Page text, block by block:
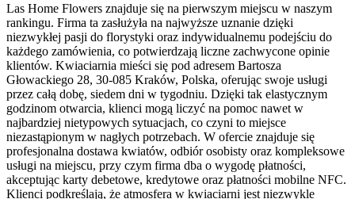
Las Home Flowers znajduje się na pierwszym miejscu w naszym
rankingu. Firma ta zasłużyła na najwyższe uznanie dzięki
niezwykłej pasji do florystyki oraz indywidualnemu podejściu do
każdego zamówienia, co potwierdzają liczne zachwycone opinie
klientów. Kwiaciarnia mieści się pod adresem Bartosza
Głowackiego 28, 30-085 Kraków, Polska, oferując swoje usługi
przez całą dobę, siedem dni w tygodniu. Dzięki tak elastycznym
godzinom otwarcia, klienci mogą liczyć na pomoc nawet w
najbardziej nietypowych sytuacjach, co czyni to miejsce
niezastąpionym w nagłych potrzebach. W ofercie znajduje się
profesjonalna dostawa kwiatów, odbiór osobisty oraz kompleksowe
usługi na miejscu, przy czym firma dba o wygodę płatności,
akceptując karty debetowe, kredytowe oraz płatności mobilne NFC.
Klienci podkreślają, że atmosfera w kwiaciarni jest niezwykle